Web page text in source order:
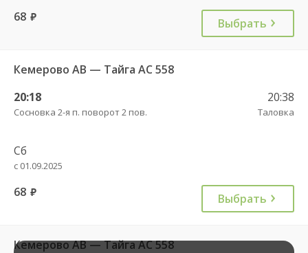
68 руб. Выбрать
Кемерово АВ — Тайга АС 558
20:18
Сосновка 2-я п. поворот 2 пов.
20:38
Таловка
Сб
с 01.09.2025
68 руб. Выбрать
Кемерово АВ — Тайга АС 558